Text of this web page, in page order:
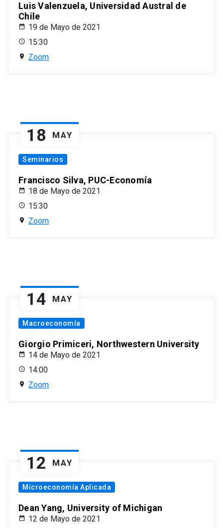
Luis Valenzuela, Universidad Austral de
Chile
19 de Mayo de 2021
15:30
Zoom
18 MAY
Seminarios
Francisco Silva, PUC-Economía
18 de Mayo de 2021
15:30
Zoom
14 MAY
Macroeconomía
Giorgio Primiceri, Northwestern University
14 de Mayo de 2021
14:00
Zoom
12 MAY
Microeconomía Aplicada
Dean Yang, University of Michigan
12 de Mayo de 2021